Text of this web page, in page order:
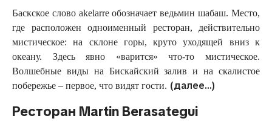
Баскское слово akelarre обозначает ведьмин шабаш. Место,
где расположен одноименный ресторан, действительно
мистическое: на склоне горы, круто уходящей вниз к
океану. Здесь явно «варится» что-то мистическое.
Волшебные виды на Бискайский залив и на скалистое
побережье – первое, что видят гости. (далее…)
Ресторан Martin Berasategui